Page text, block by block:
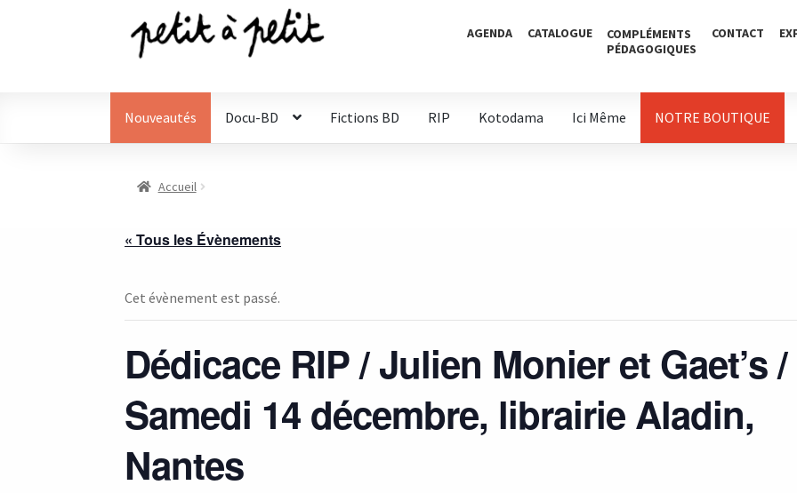
Aller
navigation
Aller
AGENDA CATALOGUE
COMPLÉMENTS
PÉDAGOGIQUES
CONTACT
Nouveautés Docu-BD Fictions BD RIP Kotodama Ici Même NOTRE BOUTIQUE
Accueil
« Tous les Évènements
Cet évènement est passé.
Dédicace RIP / Julien Monier et Gaet’s /
Samedi 14 décembre, librairie Aladin,
Nantes